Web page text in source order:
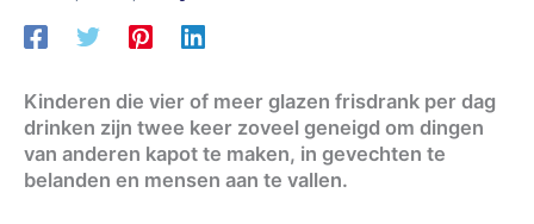
Kinderen die vier of meer glazen frisdrank per dag
drinken zijn twee keer zoveel geneigd om dingen
van anderen kapot te maken, in gevechten te
belanden en mensen aan te vallen.